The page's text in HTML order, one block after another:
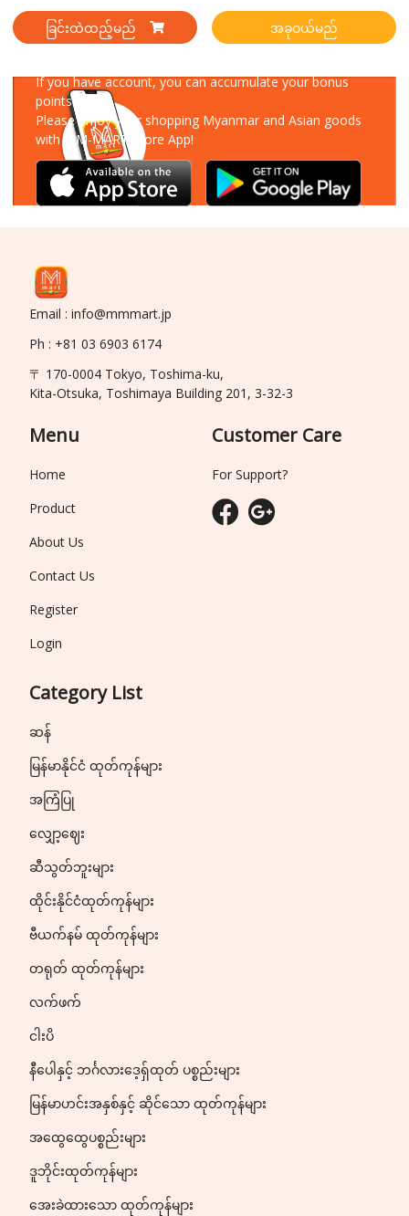
ခြင်းထဲထည့်မည် အခုဝယ်မည်
If you have account, you can accumulate your bonus
points!
Please enjoy your shopping Myanmar and Asian goods
with MM-MART Store App!
Email : info@mmmart.jp
Ph : +81 03 6903 6174
〒 170-0004 Tokyo, Toshima-ku,
Kita-Otsuka, Toshimaya Building 201, 3-32-3
Menu
Home
Product
About Us
Contact Us
Register
Login
Category List
ဆန်
မြန်မာနိုင်ငံ ထုတ်ကုန်များ
အကြံပြု
လျှော့ဈေး
ဆီသွတ်ဘူးများ
ထိုင်းနိုင်ငံထုတ်ကုန်များ
ဗီယက်နမ် ထုတ်ကုန်များ
တရုတ် ထုတ်ကုန်များ
လက်ဖက်
ငါးပိ
နီပေါနှင့် ဘင်္ဂလားဒေ့ရှ်ထုတ် ပစ္စည်းများ
မြန်မာဟင်းအနှစ်နှင့် ဆိုင်သော ထုတ်ကုန်များ
အထွေထွေပစ္စည်းများ
ဒူဘိုင်းထုတ်ကုန်များ
အေးခဲထားသော ထုတ်ကုန်များ
Customer Care
For Support?